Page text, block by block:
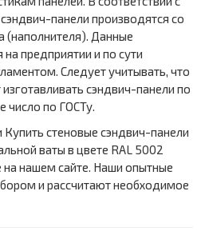
панели производятся со
(наполнителя). Данные
предприятии и по сути
Следует учитывать, что
сэндвич-панели по
число по ГОСТу.
Купить стеновые сэндвич-панели
ваты в цвете RAL 5002
нашем сайте. Наши опытные
и рассчитают необходимое